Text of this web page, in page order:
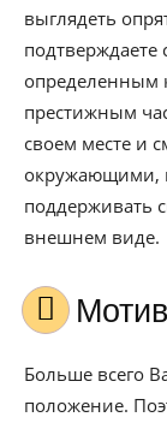
выглядеть
подтверждаете
определенным
престижным
своем месте и
окружающими,
поддерживать
внешнем виде.
Больше всего
положение.